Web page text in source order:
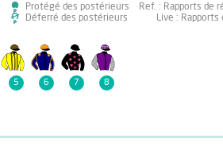
Protégé des postérieurs
Déferré des postérieurs
Ref. : Rapports de
Live : Rapports
5 6 7 8